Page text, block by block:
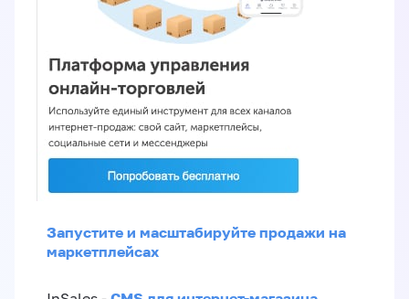
Запустите и масштабируйте продажи на
маркетплейсах